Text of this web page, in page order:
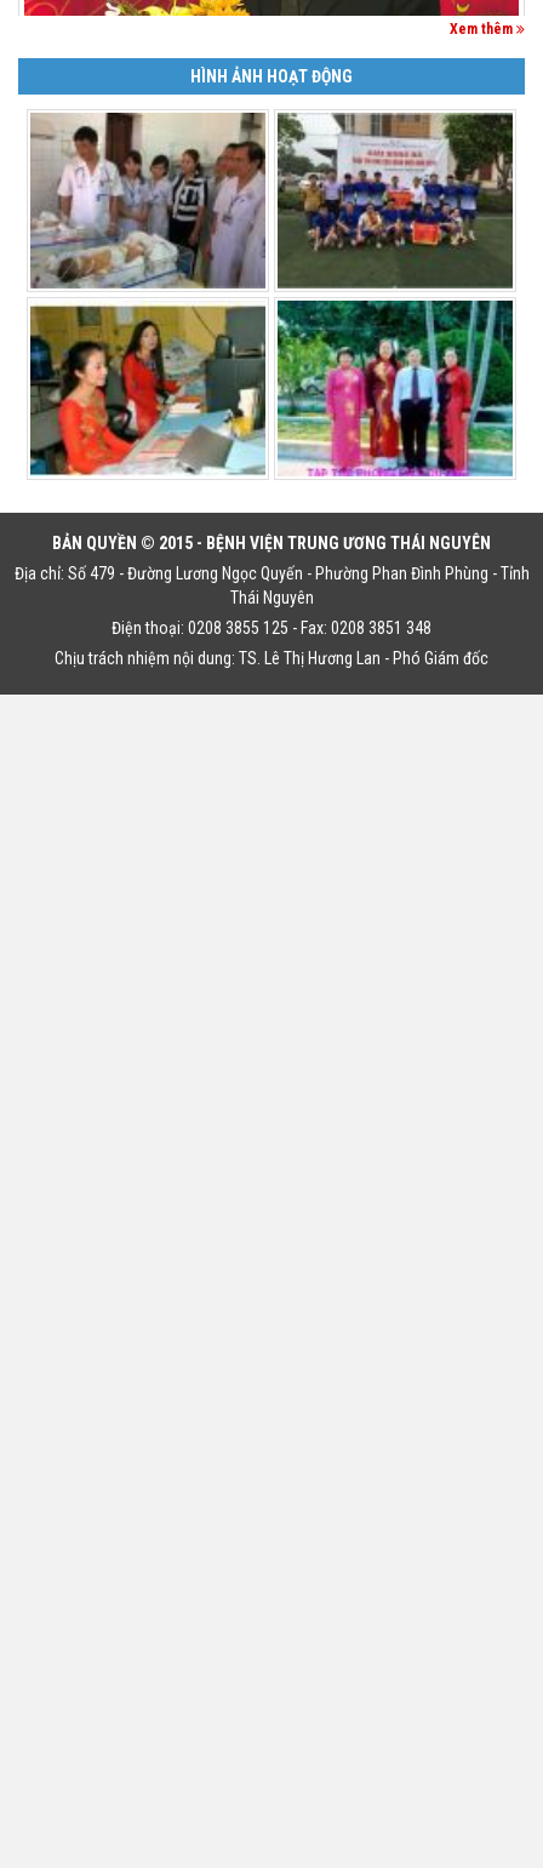
Xem thêm
HÌNH ẢNH HOẠT ĐỘNG
BẢN QUYỀN © 2015 - BỆNH VIỆN TRUNG ƯƠNG THÁI NGUYÊN
Địa chỉ: Số 479 - Đường Lương Ngọc Quyến - Phường Phan Đình Phùng - Tỉnh
Thái Nguyên
Điện thoại: 0208 3855 125 - Fax: 0208 3851 348
Chịu trách nhiệm nội dung: TS. Lê Thị Hương Lan - Phó Giám đốc